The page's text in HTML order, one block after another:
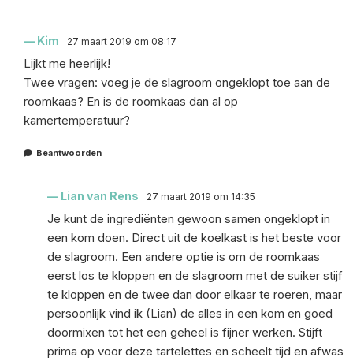
Kim 27 maart 2019 om 08:17
Lijkt me heerlijk!
Twee vragen: voeg je de slagroom ongeklopt toe aan de
roomkaas? En is de roomkaas dan al op
kamertemperatuur?
Beantwoorden
Lian van Rens 27 maart 2019 om 14:35
Je kunt de ingrediënten gewoon samen ongeklopt in
een kom doen. Direct uit de koelkast is het beste voor
de slagroom. Een andere optie is om de roomkaas
eerst los te kloppen en de slagroom met de suiker stijf
te kloppen en de twee dan door elkaar te roeren, maar
persoonlijk vind ik (Lian) de alles in een kom en goed
doormixen tot het een geheel is fijner werken. Stijft
prima op voor deze tartelettes en scheelt tijd en afwas